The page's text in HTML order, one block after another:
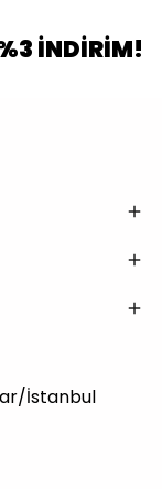
İNDİRİM!
İstanbul